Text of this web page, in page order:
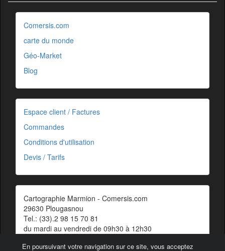
En poursuivant votre navigation sur ce site, vous acceptez
Comersis.com
carte du monde
Géo-Market
Blog
Espace client / Factures
Commandes
Conditions d'utilisation
Devis / Tarifs
Cartographie Marmion - Comersis.com
29630 Plougasnou
Tel.: (33).2 98 15 70 81
du mardi au vendredi de 09h30 à 12h30